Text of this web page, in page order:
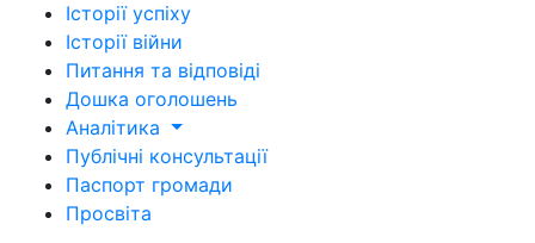
Історії успіху
Історії війни
Питання та відповіді
Дошка оголошень
Аналітика
Публічні консультації
Паспорт громади
Просвіта